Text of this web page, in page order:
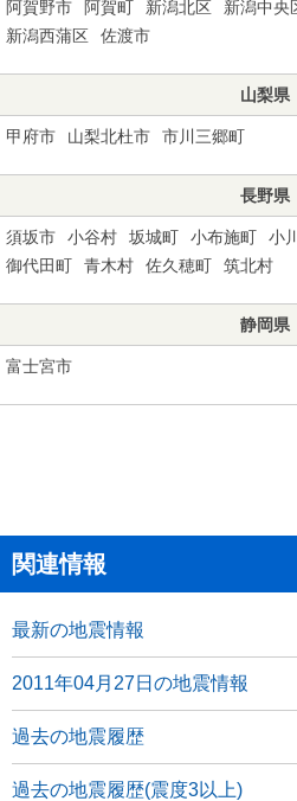
阿賀野市 阿賀町 新潟北区 新潟中央
新潟西蒲区
佐渡市
山梨県
甲府市 山梨北杜市 市川三郷町
長野県
須坂市 小谷村 坂城町 小布施町 小
御代田町
青木村 佐久穂町 筑北村
静岡県
富士宮市
関連情報
最新の地震情報
2011年04月27日の地震情報
過去の地震履歴
過去の地震履歴(震度3以上)